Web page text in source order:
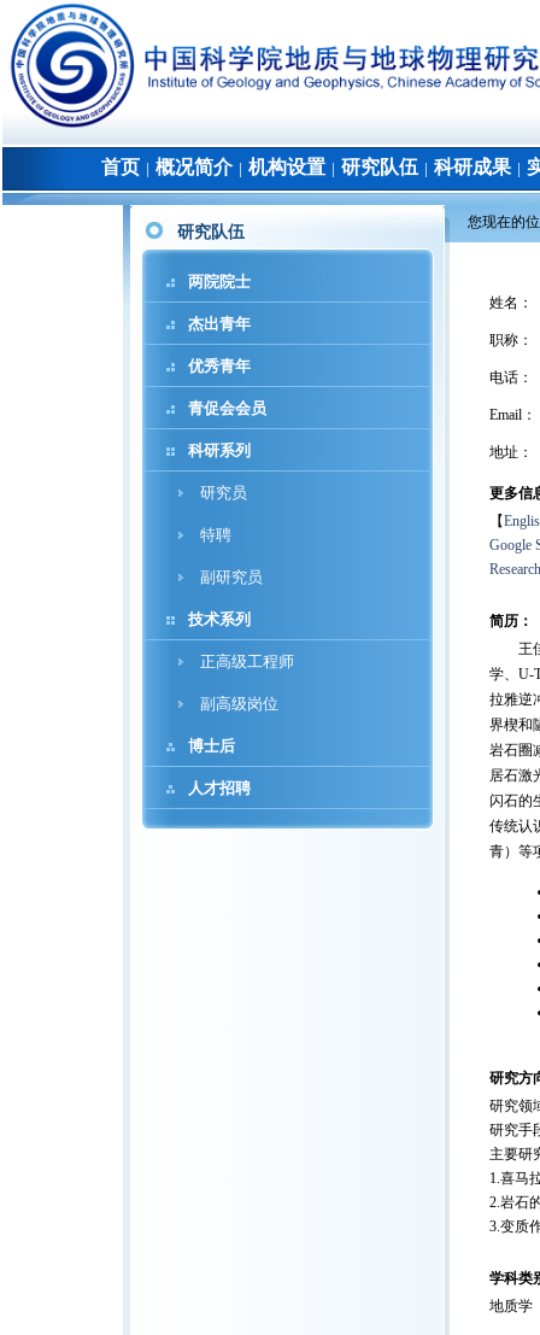
首页 概况简介│ 机构设置 研究队伍 科研成果│
研究队伍
两院院士
杰出青年
优秀青年
青促会会员
科研系列
研究员
特聘
副研究员
技术系列
正高级工程师
副高级岗位
博士后
人才招聘
您现在的
姓名 ：
职称：
电话：
Email：
地址 ：
更多信
【
Google
简历：
王佳
学、U-
拉雅逆
界楔和
岩石圈
居石激
闪石的
传统认
青）等
研究方
研究领
研究手
主要研
1.喜马
2.岩石
3.变质
学科类
地质学